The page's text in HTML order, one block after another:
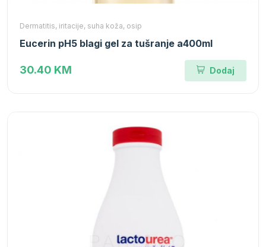
Dermatitis, iritacije, suha koža, osip
Eucerin pH5 blagi gel za tušranje a400ml
30.40 KM Dodaj